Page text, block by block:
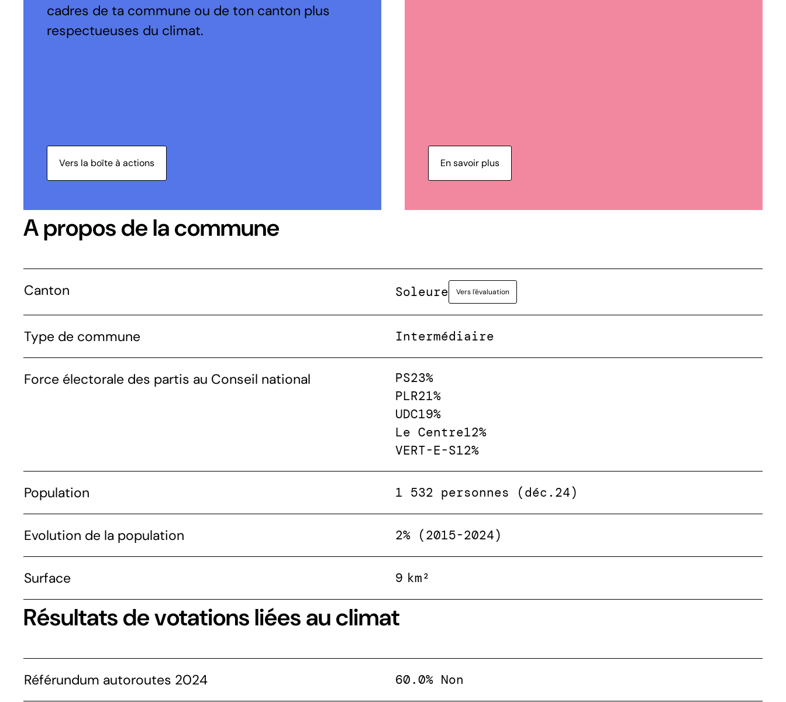
cadres de ta commune ou de ton canton plus
respectueuses du climat.
Vers la boîte à actions En savoir plus
A propos de la commune
Canton Soleure Vers l'évaluation
Type de commune Intermédiaire
Force électorale des partis au Conseil national PS23%
PLR21%
UDC19%
Le Centre12%
VERT-E-S12%
Population 1 532 personnes (déc.24)
Evolution de la population 2% (2015-2024)
Surface 9 km²
Résultats de votations liées au climat
Référundum autoroutes 2024 60.0% Non